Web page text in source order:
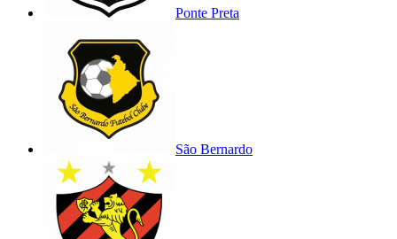
Ponte Preta
São Bernardo